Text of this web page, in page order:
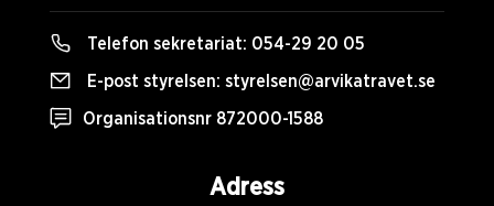
Telefon sekretariat: 054-29 20 05
E-post styrelsen: styrelsen@arvikatravet.se
Organisationsnr 872000-1588
Adress